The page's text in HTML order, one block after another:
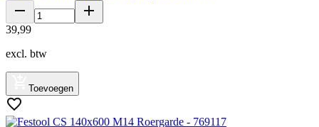
39,99
excl. btw
Toevoegen